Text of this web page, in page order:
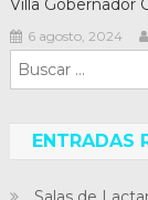
Villa Gobernador
6 agosto, 2024
ENTRADAS